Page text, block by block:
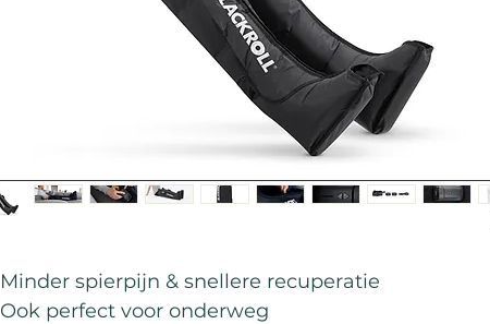
Minder spierpijn & snellere recuperatie
Ook perfect voor onderweg